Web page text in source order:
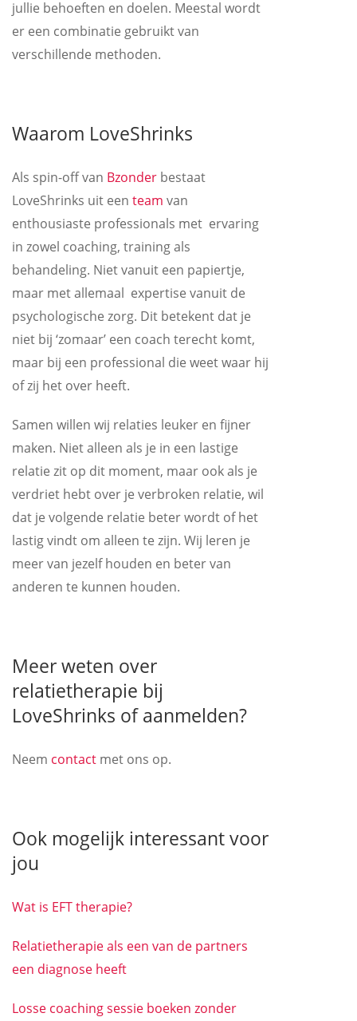
jullie behoeften en doelen. Meestal wordt
er een combinatie gebruikt van
verschillende methoden.
Waarom LoveShrinks
Als spin-off van Bzonder bestaat
LoveShrinks uit een team van
enthousiaste professionals met ervaring
in zowel coaching, training als
behandeling. Niet vanuit een papiertje,
maar met allemaal expertise vanuit de
psychologische zorg. Dit betekent dat je
niet bij ‘zomaar’ een coach terecht komt,
maar bij een professional die weet waar hij
of zij het over heeft.
Samen willen wij relaties leuker en fijner
maken. Niet alleen als je in een lastige
relatie zit op dit moment, maar ook als je
verdriet hebt over je verbroken relatie, wil
dat je volgende relatie beter wordt of het
lastig vindt om alleen te zijn. Wij leren je
meer van jezelf houden en beter van
anderen te kunnen houden.
Meer weten over
relatietherapie bij
LoveShrinks of aanmelden?
Neem contact met ons op.
Ook mogelijk interessant voor
jou
Wat is EFT therapie?
Relatietherapie als een van de partners
een diagnose heeft
Losse coaching sessie boeken zonder